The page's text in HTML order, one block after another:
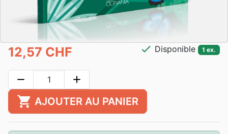
12,57 CHF check Disponible 1 ex.
remove add
shopping_cart AJOUTER AU PANIER